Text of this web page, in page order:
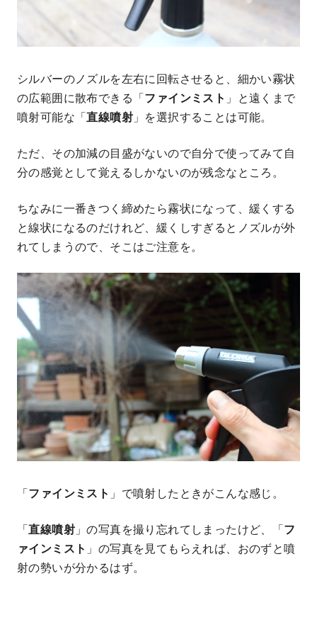
シルバーのノズルを左右に回転させると、細かい霧状
の広範囲に散布できる「ファインミスト 」と遠くまで
噴射可能な「直線噴射 」を選択することは可能。
ただ、その加減の目盛がないので自分で使ってみて自
分の感覚として覚えるしかないのが残念なところ。
ちなみに一番きつく締めたら霧状になって、緩くする
と線状になるのだけれど、緩くしすぎるとノズルが外
れてしまうので、そこはご注意を。
「ファインミスト 」で噴射したときがこんな感じ。
「直線噴射 」の写真を撮り忘れてしまったけど、「フ
ァインミスト 」の写真を見てもらえれば、おのずと噴
射の勢いが分かるはず。